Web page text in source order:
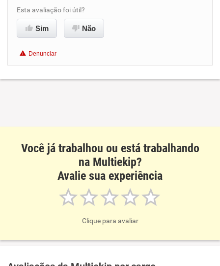
Benefícios
Recomenda a diretoria
Esta avaliação foi útil?
Sim Não
Denunciar
Você já trabalhou ou está trabalhando
na Multiekip?
Avalie sua experiência
Clique para avaliar